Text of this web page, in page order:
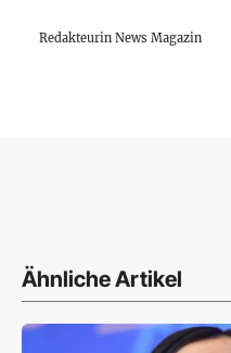
Redakteurin News Magazin
Ähnliche Artikel